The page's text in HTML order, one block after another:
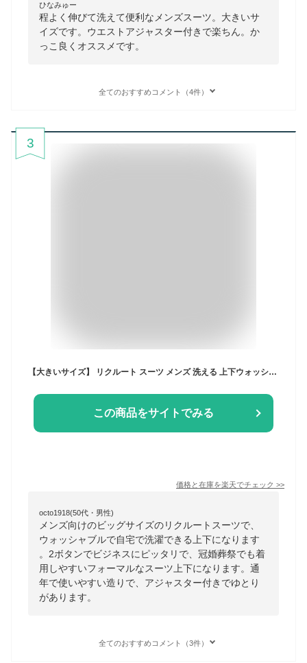
ひなみゅー
程よく伸びて洗えて便利なメンズスーツ。大きいサ
イズです。ウエストアジャスター付きで楽ちん。か
っこ良くオススメです。
全てのおすすめコメント（4件）
3
【大きいサイズ】 リクルート スーツ メンズ 洗える 上下ウォッシャブル 2ツボタン ビジネススーツ 就活 ビッグサイズ 冠婚葬祭 礼服 披露宴 洗えるスーツ フォーマルスーツ リクルートスーツ 通年 春夏 秋冬
この商品をサイトでみる
価格と在庫を楽天でチェック >>
octo1918(50代・男性)
メンズ向けのビッグサイズのリクルートスーツで、
ウォッシャブルで自宅で洗濯できる上下になります
。2ボタンでビジネスにピッタリで、冠婚葬祭でも着
用しやすいフォーマルなスーツ上下になります。通
年で使いやすい造りで、アジャスター付きでゆとり
があります。
全てのおすすめコメント（3件）